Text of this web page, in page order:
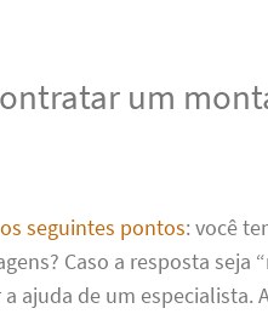
um
seguintes pontos: você
Caso a resposta seja
ajuda de um especialista.